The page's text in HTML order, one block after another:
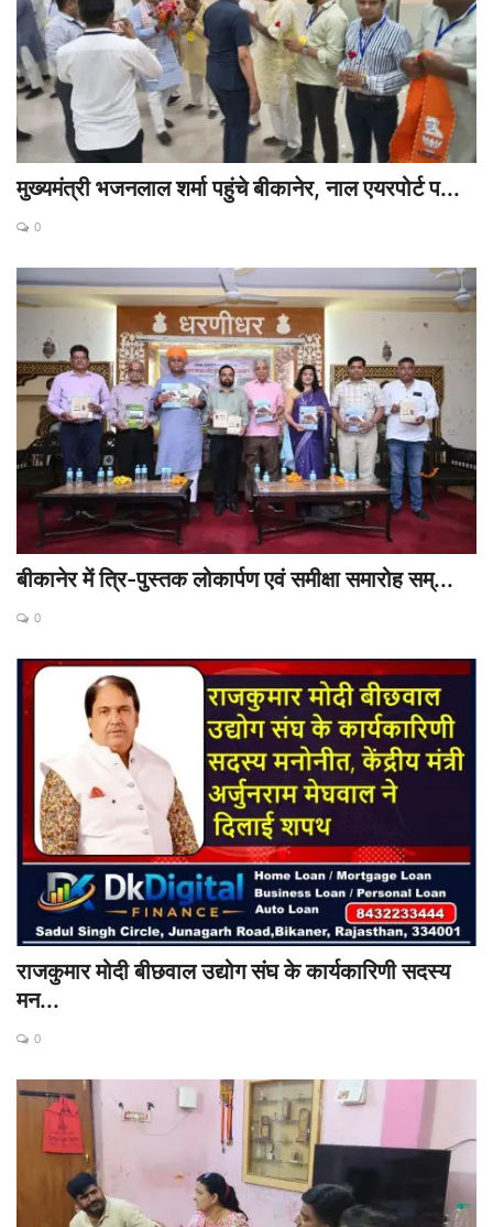
मुख्यमंत्री भजनलाल शर्मा पहुंचे बीकानेर, नाल एयरपोर्ट प...
0
बीकानेर में त्रि-पुस्तक लोकार्पण एवं समीक्षा समारोह सम्...
0
राजकुमार मोदी बीछवाल उद्योग संघ के कार्यकारिणी सदस्य
मन...
0